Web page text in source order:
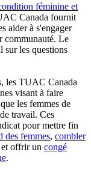
féminine et
Canada fournit
aider à s'engager
communauté. Le
sur les questions
les TUAC Canada
visant à faire
les femmes de
travail. Ces
pour mettre fin
des femmes, combler
et offrir un congé
.